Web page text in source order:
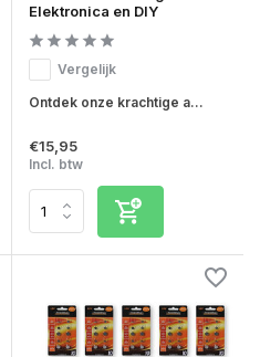
Elektronica en DIY
Vergelijk
Ontdek onze krachtige a...
€15,95
Incl. btw